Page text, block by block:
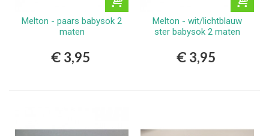
Melton - paars babysok 2
maten
€ 3,95
Melton - wit/lichtblauw
ster babysok 2 maten
€ 3,95